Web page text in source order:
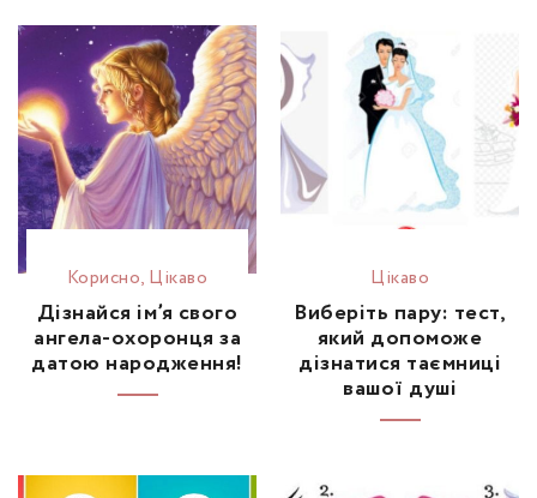
Корисно, Цікаво
Дізнайся ім’я свого
ангела-охоронця за
датою народження!
Цікаво
Виберіть пару: тест,
який допоможе
дізнатися таємниці
вашої душі